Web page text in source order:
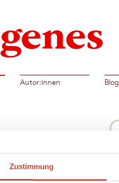
Zustimmung
Autor:innen Blog
Malte Krutzsch
Ermittler bei der
einem verdächtigen